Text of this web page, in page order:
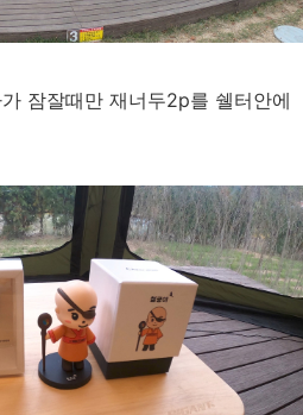
잠잘때만 재너두2p를 쉘터안에